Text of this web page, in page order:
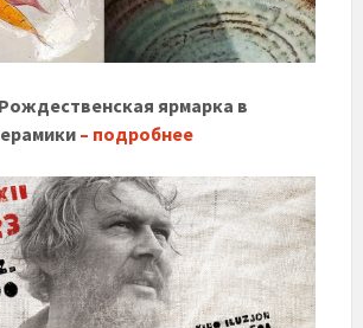
ярмарка в
– подробнее